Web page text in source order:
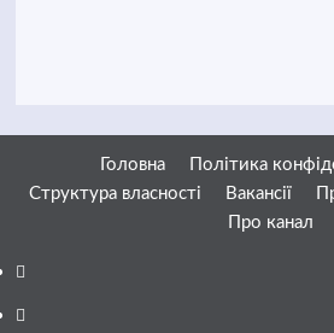
Головна
Політика
Структура власності
Вакансії
Про канал
Facebook
YouTube